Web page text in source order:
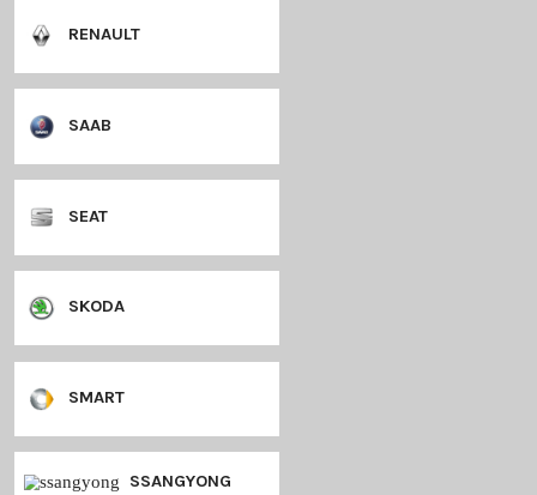
MITSUBISHI
NISSAN
OPEL
PEUGEOT